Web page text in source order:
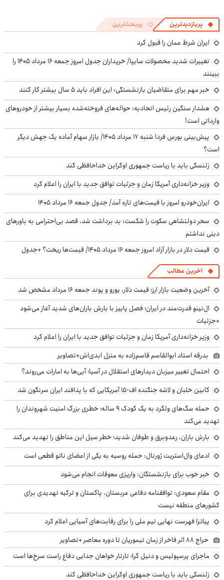
پربازدیدترین پربحث‌ترین
ایران شرط عمان را قبول کرد
تغییرات شدید محصولات سایپا/ خریداران جدول امروز جمعه ۱۶ مرداد ۱۴۰۵ را
ببینند
خبر مهم برای متقاضیان بازنشستگی: این افراد باید ۵ سال بیشتر کار کنند
هشدار سنگین رئیس اتحادیه: حواله‌های فروخته‌شده بسیار بیشتر از خودروهای
وارداتی است!
پیش‌بینی بورس فردا شنبه ۱۷ مرداد ۱۴۰۵/ بازار سهام آماده یک جهش دیگر
است؟
زلنسکی باید با ریاست جمهوری اوکراین خداحافظی کند
وزیر خزانه‌داری آمریکا زمان و جزئیات توافق جدید با ایران را اعلام کرد
ایران‌خودرو امروز با قیمت‌های تازه آمد/ جدول جمعه ۱۶ مرداد ۱۴۰۵
سحر دولتشاهی سکوت را شکست: بد برداشت شد، قصد بی‌احترامی به باورهای
دینی نداشتم
قیمت دلار در بازار آزاد امروز جمعه ۱۶ مرداد ۱۴۰۵/ قیمت‌ها ریخت؟ +جدول
آخرین مطالب
آخرین وضعیت بازار ارز؛ قیمت دلار، یورو و پوند جمعه ۱۶ مرداد مشخص شد
ال‌نینو قدرت‌مند در ایران؛ فصل پاییز با بارش باران‌های شدید آغاز می‌شود
+جزئیات
وزیر خزانه‌داری آمریکا زمان و جزئیات توافق جدید با ایران را اعلام کرد
بدرقه استاد ابوالقاسم قاسم‌زاده به منزل ابدی‌اش+تصاویر
احتمال تغییر میزبان دیدارهای استقلال در آسیا؛ آبی‌ها به امارات می‌روند؟
کابین خلبان و لاشه جنگنده اف-۱۵ آمریکایی که با پدافند ایران سرنگون شد
حمله سگ‌های ولگرد به یک کودک ۹ ساله؛ خطری بزرگ امنیت شهروندان را
تهدید می‌کند
بارش باران، رعدوبرق و طوفان شدید؛ خطر سیل این مناطق را تهدید می‌کند
ادعای وال‌استریت ژورنال: حمله روسیه به یکی از اعضای ناتو قطعی است
خبر خوب برای بازنشستگان: واریزی معوقات انجام می‌شود
مقام سعودی: توافقنامه دفاعی عربستان، پاکستان و ترکیه تهدیدی برای
کشورهای منطقه نیست
پیاتزا فهرست نهایی تیم ملی را برای رقابت‌های آسیایی اعلام کرد
حراج ۸۸ اثر فاخر از زمان تیموریان تا دوره معاصر +تصاویر
ماجرای پرسپولیس و دنیل گرا؛ تارتار خواهان جدایی دفاع راست سرخ‌ها است
زلنسکی باید با ریاست جمهوری اوکراین خداحافظی کند